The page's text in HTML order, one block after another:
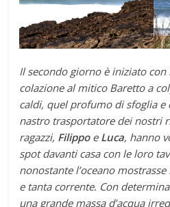
Il secondo giorno è iniziato
colazione al mitico Baretto a
caldi, quel profumo di sfoglia e
nastro trasportatore dei nostri
ragazzi, Filippoe Luca, hanno
spot davanti casa con le loro
nonostante l’oceano
e tanta corrente. Con
una grande massa d’acqua